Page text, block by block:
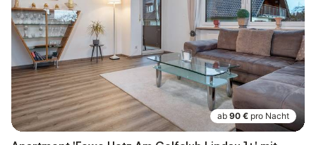
ab 90 € pro Nacht